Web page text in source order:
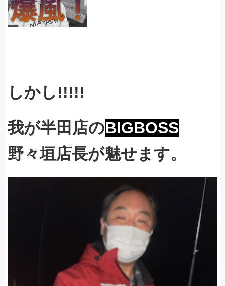
しかし!!!!!
我が半田店のBIGBOSS
野々垣店長が魅せます。